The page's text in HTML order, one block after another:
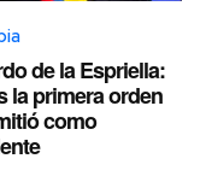
de la Espriella:
la primera orden
como